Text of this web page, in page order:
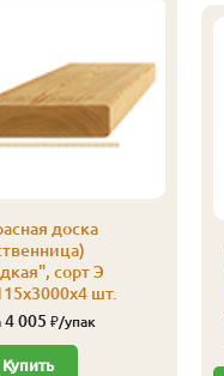
доска
сорт Э
шт.
4 005 ₽/упак
Купить